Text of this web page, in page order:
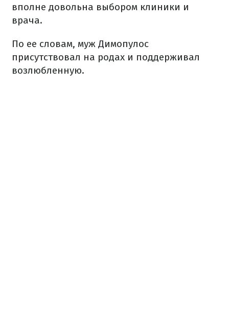
вполне довольна выбором клиники и
врача.
По ее словам, муж Димопулос
присутствовал на родах и поддерживал
возлюбленную.